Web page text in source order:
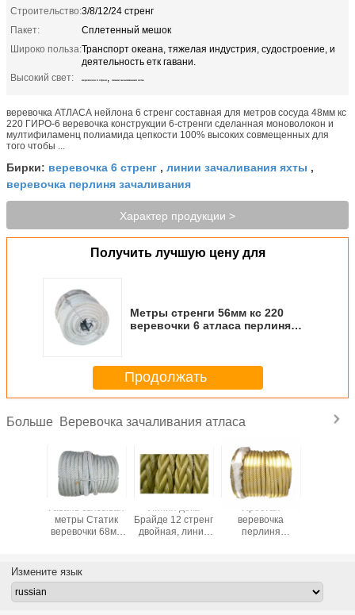
Строительство:3/8/12/24 стренг
Пакет:
Сплетенный мешок
Широко польза:Транспорт океана, тяжелая индустрия, судостроение, и
деятельность етк гавани.
Высокий свет:
веревочка 6 стренг , линии зачаливания яхты
веревочка АТЛАСА нейлона 6 стренг составная для метров сосуда 48мм кс
220 ГИРО-6 веревочка конструкции 6-стренги сделанная моноволокон и
мултифиламенц полиамида цепкости 100% высоких совмещенных для
того чтобы ...
Бирки: веревочка 6 стренг , линии зачаливания яхты ,
веревочка перлиня зачаливания
Характер продукции >
Получить лучшую цену для
Метры стренги 56мм кс 220
веревочки 6 атласа перлиня
Продолжать
Больше Веревочка зачаливания атласа
с
Гавань связывая
метры Статик
веревочки 68мм
атласа
отбуксировки
Линия дока
Брайде 12 стренг
двойная, линии
яхты
Простая
веревочка
перлиня
сопротивление
веревочки
отрасли
Измените язык